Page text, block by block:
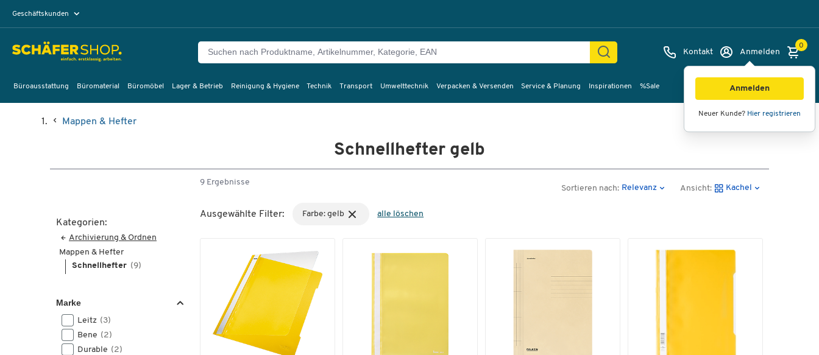
Geschäftskunden
Kontakt Anmelden
Anmelden
Neuer Kunde? Hier registrieren
0
Büroausstattung Büromaterial Büromöbel Lager & Betrieb Reinigung & Hygiene Technik Transport Umwelttechnik Verpacken & Versenden Service & Planung Inspirationen %Sale
Mappen & Hefter
Schnellhefter gelb
Kategorien:
Archivierung & Ordnen
Mappen & Hefter
Schnellhefter (9)
Marke
Leitz (3)
Bene (2)
Durable (2)
9 Ergebnisse
Sortieren nach: Relevanz Ansicht: Kachel
Ausgewählte Filter: Farbe: gelb alle löschen